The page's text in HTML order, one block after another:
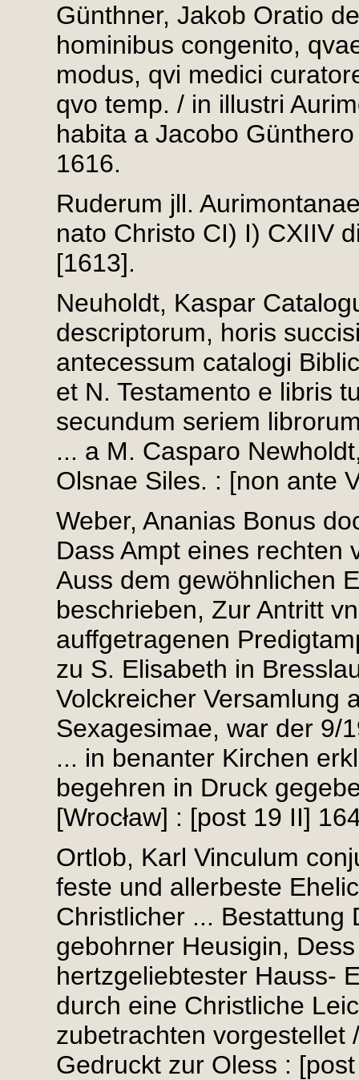
Günthner, Jakob Oratio
hominibus congenito,
modus, qvi medici
qvo temp. / in illustri
habita a Jacobo
1616.
Ruderum jll.
nato Christo CI) I) CXIIV
[1613].
Neuholdt, Kaspar
descriptorum, horis
antecessum catalogi
et N. Testamento e libris
secundum seriem
... a M. Casparo
Olsnae Siles. : [non ante
Weber, Ananias Bonus
Dass Ampt eines rechten
Auss dem gewöhnlichen
beschrieben, Zur Antritt
auffgetragenen
zu S. Elisabeth in
Volckreicher Versamlung
Sexagesimae, war der 9/
... in benanter Kirchen
begehren in Druck
[Wrocław] : [post 19 II]
Ortlob, Karl Vinculum
feste und allerbeste
Christlicher ... Bestattung
gebohrner Heusigin,
hertzgeliebtester Hauss-
durch eine Christliche
zubetrachten vorgestellet
Gedruckt zur Oless :